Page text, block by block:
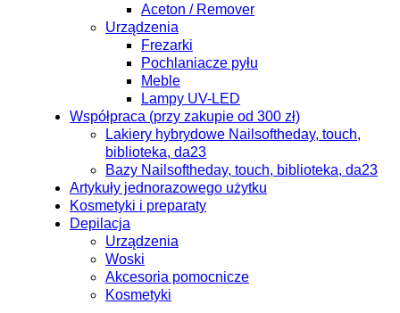
Aceton / Remover
Urządzenia
Frezarki
Pochlaniacze pyłu
Meble
Lampy UV-LED
Współpraca (przy zakupie od 300 zł)
Lakiery hybrydowe Nailsoftheday, touch,
biblioteka, da23
Bazy Nailsoftheday, touch, biblioteka, da23
Artykuły jednorazowego użytku
Kosmetyki i preparaty
Depilacja
Urządzenia
Woski
Akcesoria pomocnicze
Kosmetyki